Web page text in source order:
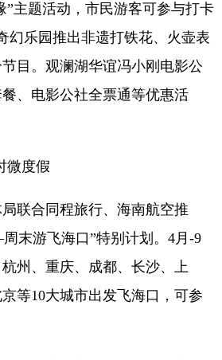
”主题活动，市民游客可参与打卡
幻乐园推出非遗打铁花、火壶表
目。观澜湖华谊冯小刚电影公
、电影公社全票通等优惠活
度假
合同程旅行、海南航空推
末游飞海口”特别计划。4月-9
州、重庆、成都、长沙、上
等10大城市出发飞海口，可参